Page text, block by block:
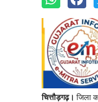
चित्तौड़गढ़। जिला